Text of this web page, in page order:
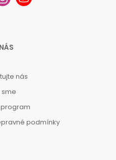
nás
sme
podmínky